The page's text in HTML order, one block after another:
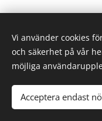
Vi använder cookies
och säkerhet på vår
möjliga
Acceptera endast